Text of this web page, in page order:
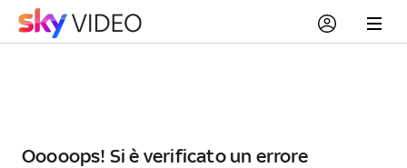
Ooooops! Si è verificato un errore